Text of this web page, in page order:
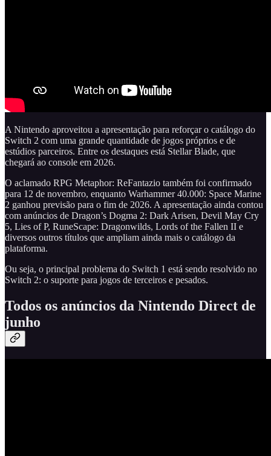
A Nintendo aproveitou a apresentação para reforçar o catálogo do
Switch 2 com uma grande quantidade de jogos próprios e de
estúdios parceiros. Entre os destaques está Stellar Blade, que
chegará ao console em 2026.
O aclamado RPG Metaphor: ReFantazio também foi confirmado
para 12 de novembro, enquanto Warhammer 40.000: Space Marine
2 ganhou previsão para o fim de 2026. A apresentação ainda contou
com anúncios de Dragon’s Dogma 2: Dark Arisen, Devil May Cry
5, Lies of P, RuneScape: Dragonwilds, Lords of the Fallen II e
diversos outros títulos que ampliam ainda mais o catálogo da
plataforma.
Ou seja, o principal problema do Switch 1 está sendo resolvido no
Switch 2: o suporte para jogos de terceiros e pesados.
Todos os anúncios da Nintendo Direct de
junho